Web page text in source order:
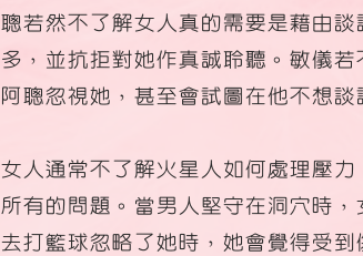
聰若然不了解女人真的需要是藉由
多，並抗拒對她作真誠聆聽。敏儀
阿聰忽視她，甚至會試圖在他不想談
女人通常不了解火星人如何處理壓
所有的問題。當男人堅守在洞穴時
去打籃球忽略了她時，她會覺得受到